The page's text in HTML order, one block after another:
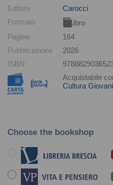
Editore
Carocci
Formato
Libro
Pagine
164
Pubblicazione
2026
ISBN
Acquistabile
Cultura Giovani
Choose the bookshop